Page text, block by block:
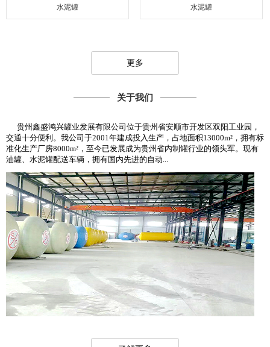
水泥罐 水泥罐
更多
关于我们
贵州鑫盛鸿兴罐业发展有限公司位于贵州省安顺市开发区双阳工业园，
交通十分便利。我公司于2001年建成投入生产，占地面积13000m²，拥有标
准化生产厂房8000m²，至今已发展成为贵州省内制罐行业的领头军。现有
油罐、水泥罐配送车辆，拥有国内先进的自动...